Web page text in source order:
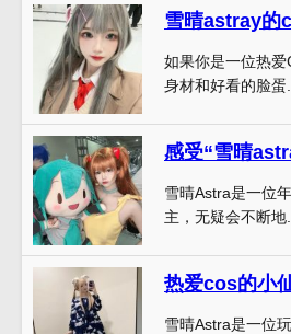
如果你是一位热爱
身材和好看的脸蛋...
雪晴Astra是一位
主，无疑会不断地...
雪晴Astra是一位